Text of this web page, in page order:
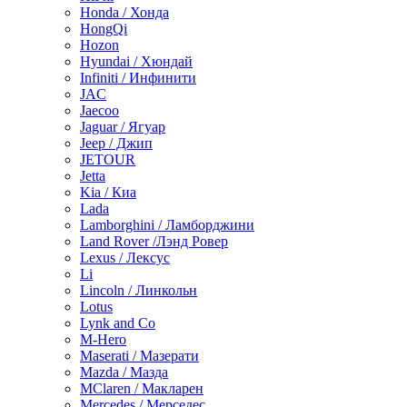
Honda / Хонда
HongQi
Hozon
Hyundai / Хюндай
Infiniti / Инфинити
JAC
Jaecoo
Jaguar / Ягуар
Jeep / Джип
JETOUR
Jetta
Kia / Киа
Lada
Lamborghini / Ламборджини
Land Rover /Лэнд Ровер
Lexus / Лексус
Li
Lincoln / Линкольн
Lotus
Lynk and Co
M-Hero
Maserati / Мазерати
Mazda / Мазда
MClaren / Макларен